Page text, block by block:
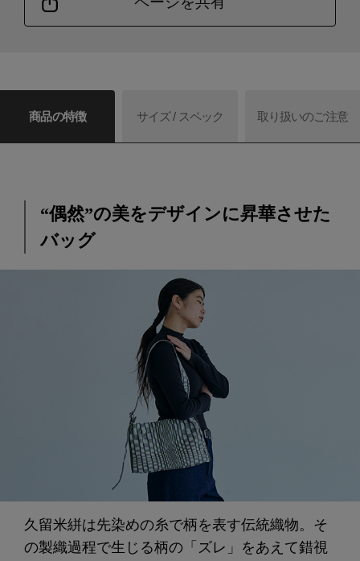
商品の特徴 サイズ / スペック 取り扱いのご注意
“偶然”の美をデザインに昇華させた
バッグ
久留米絣は先染めの糸で柄を表す伝統織物。そ
の製織過程で生じる柄の「ズレ」をあえて錯視